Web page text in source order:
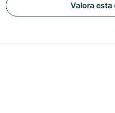
Valora esta